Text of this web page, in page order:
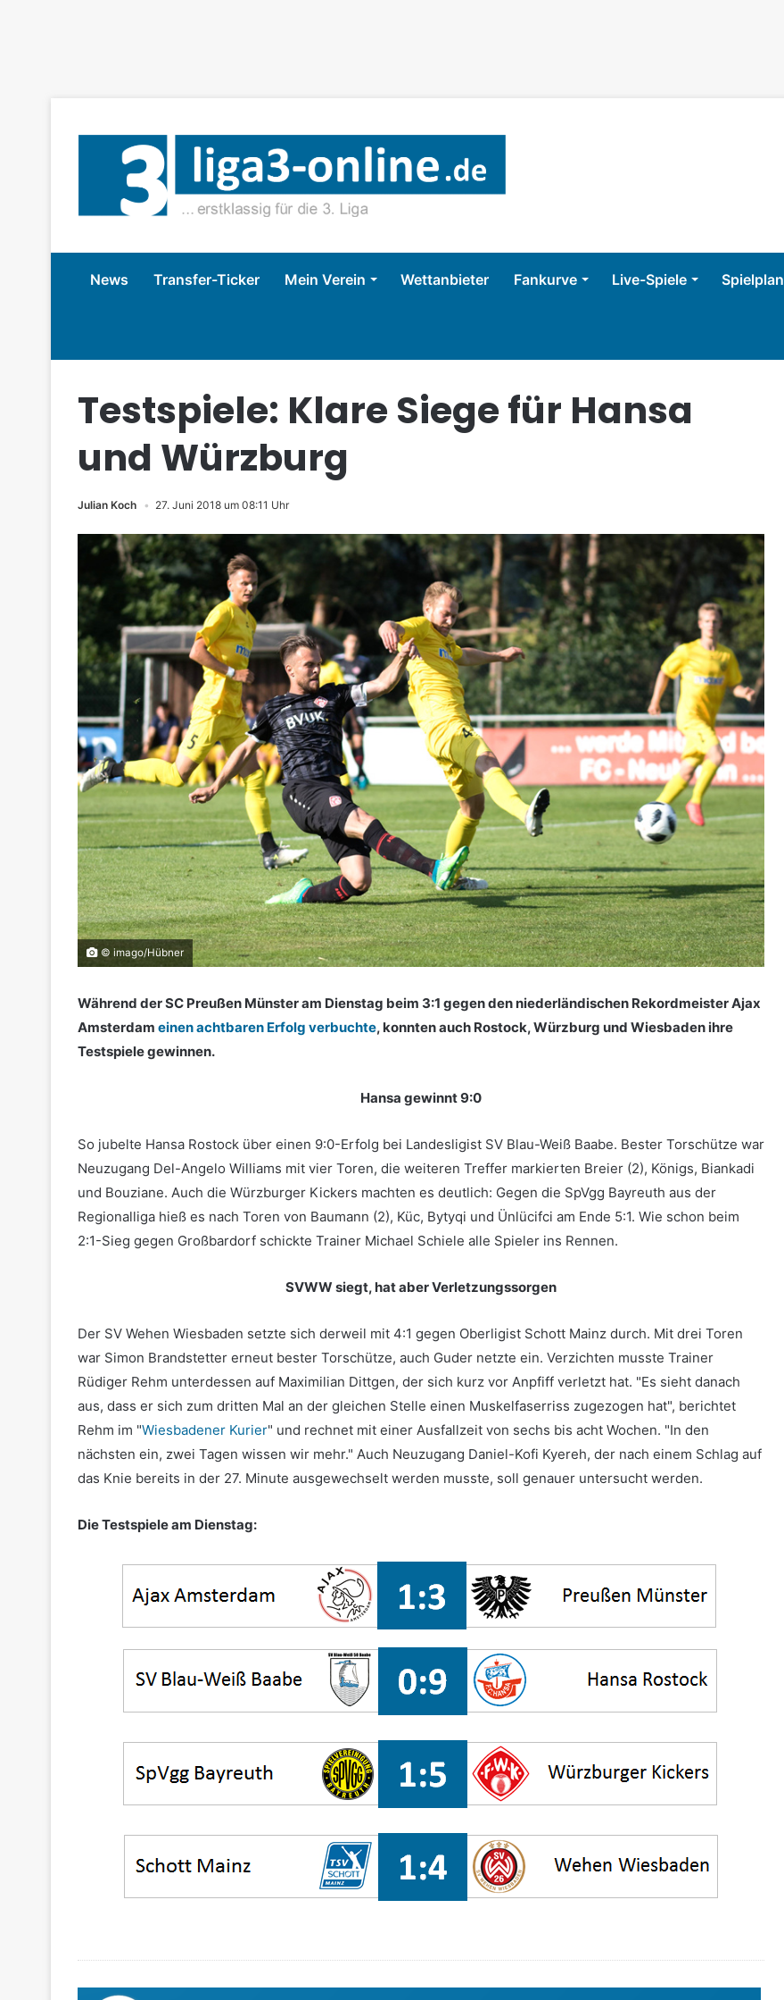
News Transfer-Ticker Mein Verein Wettanbieter Fankurve Live-Spiele Spielplan
Testspiele: Klare Siege für Hansa
und Würzburg
Julian Koch 27. Juni 2018 um 08:11 Uhr
© imago/Hübner
Während der SC Preußen Münster am Dienstag beim 3:1 gegen den niederländischen Rekordmeister Ajax
Amsterdam einen achtbaren Erfolg verbuchte, konnten auch Rostock, Würzburg und Wiesbaden ihre
Testspiele gewinnen.
Hansa gewinnt 9:0
So jubelte Hansa Rostock über einen 9:0-Erfolg bei Landesligist SV Blau-Weiß Baabe. Bester Torschütze war
Neuzugang Del-Angelo Williams mit vier Toren, die weiteren Treffer markierten Breier (2), Königs, Biankadi
und Bouziane. Auch die Würzburger Kickers machten es deutlich: Gegen die SpVgg Bayreuth aus der
Regionalliga hieß es nach Toren von Baumann (2), Küc, Bytyqi und Ünlücifci am Ende 5:1. Wie schon beim
2:1-Sieg gegen Großbardorf schickte Trainer Michael Schiele alle Spieler ins Rennen.
SVWW siegt, hat aber Verletzungssorgen
Der SV Wehen Wiesbaden setzte sich derweil mit 4:1 gegen Oberligist Schott Mainz durch. Mit drei Toren
war Simon Brandstetter erneut bester Torschütze, auch Guder netzte ein. Verzichten musste Trainer
Rüdiger Rehm unterdessen auf Maximilian Dittgen, der sich kurz vor Anpfiff verletzt hat. "Es sieht danach
aus, dass er sich zum dritten Mal an der gleichen Stelle einen Muskelfaserriss zugezogen hat", berichtet
Rehm im "Wiesbadener Kurier" und rechnet mit einer Ausfallzeit von sechs bis acht Wochen. "In den
nächsten ein, zwei Tagen wissen wir mehr." Auch Neuzugang Daniel-Kofi Kyereh, der nach einem Schlag auf
das Knie bereits in der 27. Minute ausgewechselt werden musste, soll genauer untersucht werden.
Die Testspiele am Dienstag: